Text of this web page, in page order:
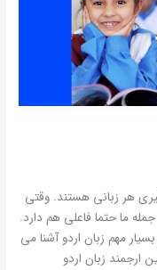
هر زبانی هستند. وقتی
ما حتما فاعلی هم دارد.
مهم زبان اردو آشنا می
زبان اردو